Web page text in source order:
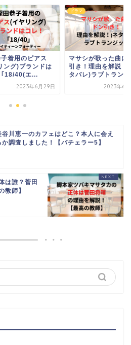
着用のピアス
ング)ブランドは
｢18/40(エ...
2023年6月29日
ドラマ
マサシが歌った曲に
引き！理由を解説！
タバレ)ラブトラン
2023年6
谷川恵一のカフェはどこ？本人に会え
か調査しました！【バチェラー5】
は誰？菅田
教師】